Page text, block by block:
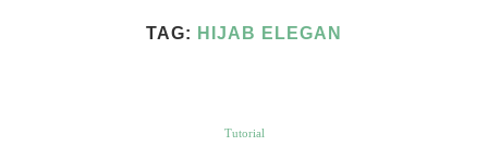
TAG: HIJAB ELEGAN
Tutorial